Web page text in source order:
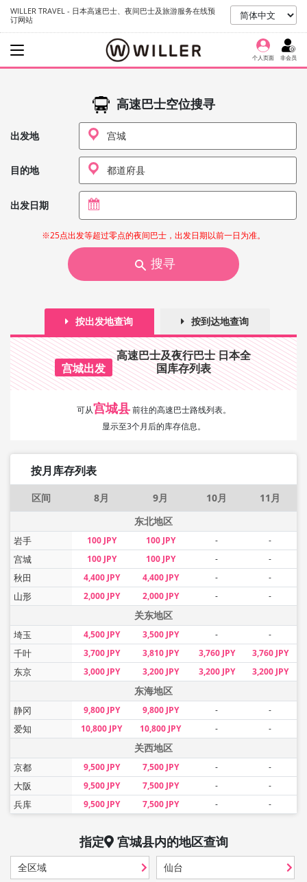
WILLER TRAVEL - 日本高速巴士、夜间巴士及旅游服务在线预
订网站
个人页面 非会员
高速巴士空位搜寻
出发地
目的地
出发日期
※25点出发等超过零点的夜间巴士，出发日期以前一日为准。
搜寻
按出发地查询 按到达地查询
宫城出发
高速巴士及夜行巴士 日本全
国库存列表
可从宫城县 前往的高速巴士路线列表。
显示至3个月后的库存信息。
按月库存列表
区间 8月 9月 10月
11月
东北地区
岩手 100 JPY 100 JPY - -
宫城 100 JPY 100 JPY - -
秋田 4,400 JPY 4,400 JPY - -
山形 2,000 JPY 2,000 JPY - -
关东地区
埼玉 4,500 JPY 3,500 JPY - -
千叶 3,700 JPY 3,810 JPY 3,760 JPY 3,760 JPY
东京 3,000 JPY 3,200 JPY 3,200 JPY 3,200 JPY
东海地区
静冈 9,800 JPY 9,800 JPY - -
爱知 10,800 JPY 10,800 JPY - -
关西地区
京都 9,500 JPY 7,500 JPY - -
大阪 9,500 JPY 7,500 JPY - -
兵库 9,500 JPY 7,500 JPY - -
指定 宫城县内的地区查询
全区域 仙台